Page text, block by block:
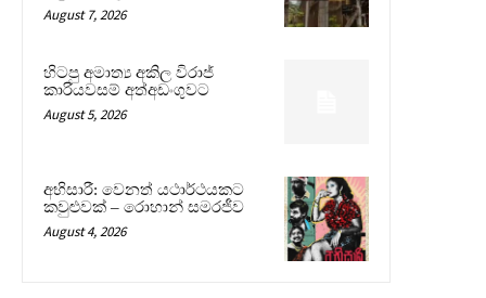
August 7, 2026
හිටපු අමාත්‍ය අකිල විරාජ්
කාරියවසම් අත්අඩංගුවට
August 5, 2026
අභිසාරී: වෙනත් යථාර්ථයකට
කවුළුවක් – රොහාන් සමරජීව
August 4, 2026